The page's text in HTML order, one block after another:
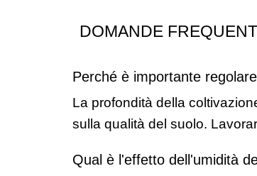
DOMANDE
Perché è importante
La profondità della
sulla qualità del suolo.
Qual è l'effetto dell'umidità